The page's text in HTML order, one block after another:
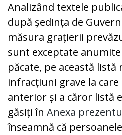
Analizând textele
după ședința de
măsura grațierii
sunt exceptate
păcate, pe această
infracțiuni grave la
anterior și a căror listă
găsiți în Anexa
înseamnă că